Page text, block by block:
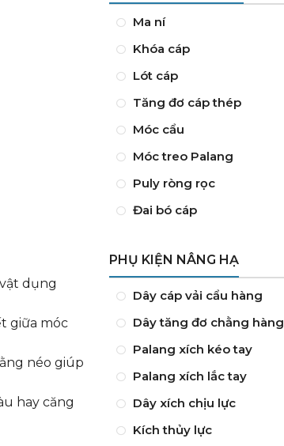
dụng
giữa móc
néo giúp
hay căng
Ma ní
Khóa cáp
Lót cáp
Tăng đơ cáp thép
Móc cẩu
Móc treo Palang
Puly ròng rọc
Đai bó cáp
PHỤ KIỆN NÂNG HẠ
Dây cáp vải cẩu hàng
Dây tăng đơ chằng hàng
Palang xích kéo tay
Palang xích lắc tay
Dây xích chịu lực
Kích thủy lực